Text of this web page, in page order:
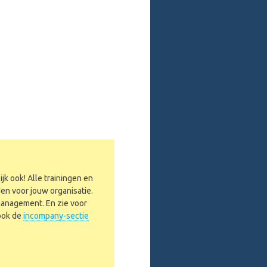
ook! Alle trainingen en
voor jouw organisatie.
En zie voor
deincompany-sectie